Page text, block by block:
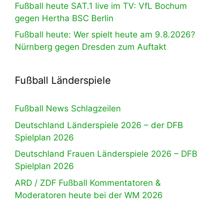
Fußball heute SAT.1 live im TV: VfL Bochum
gegen Hertha BSC Berlin
Fußball heute: Wer spielt heute am 9.8.2026?
Nürnberg gegen Dresden zum Auftakt
Fußball Länderspiele
Fußball News Schlagzeilen
Deutschland Länderspiele 2026 – der DFB
Spielplan 2026
Deutschland Frauen Länderspiele 2026 – DFB
Spielplan 2026
ARD / ZDF Fußball Kommentatoren &
Moderatoren heute bei der WM 2026